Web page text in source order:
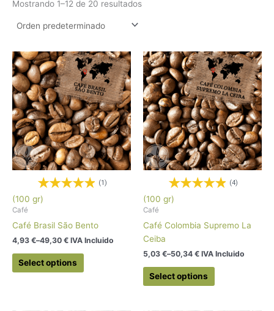
Mostrando 1–12 de 20 resultados
(1)
(100 gr)
Café
Café Brasil São Bento
4,93 €–49,30 € IVA Incluido
Select options
(4)
(100 gr)
Café
Café Colombia Supremo La
Ceiba
5,03 €–50,34 € IVA Incluido
Select options